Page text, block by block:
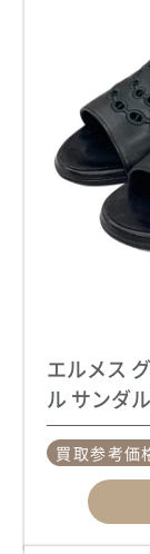
エルメス
ル サンダ
買取参考価